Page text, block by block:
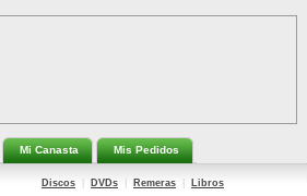
Mi Canasta Mis Pedidos
Discos DVDs Remeras Libros